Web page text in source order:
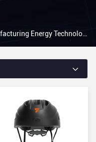
Qingdao Sunrise Intelligent Manufacturing Energy Technology Co.,Ltd उत्पाद ऑनलाइन